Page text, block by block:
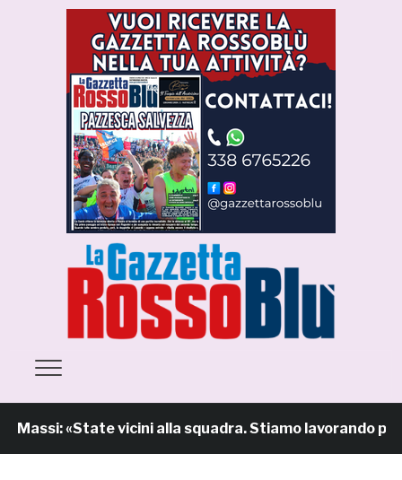
«State vicini alla squadra. Stiamo lavorando per